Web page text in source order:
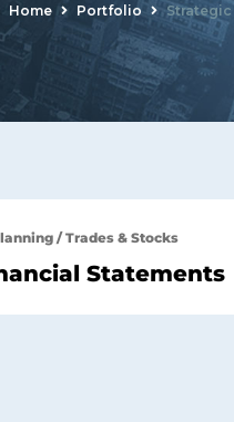
Home Portfolio
/Trades & Stocks
Statements